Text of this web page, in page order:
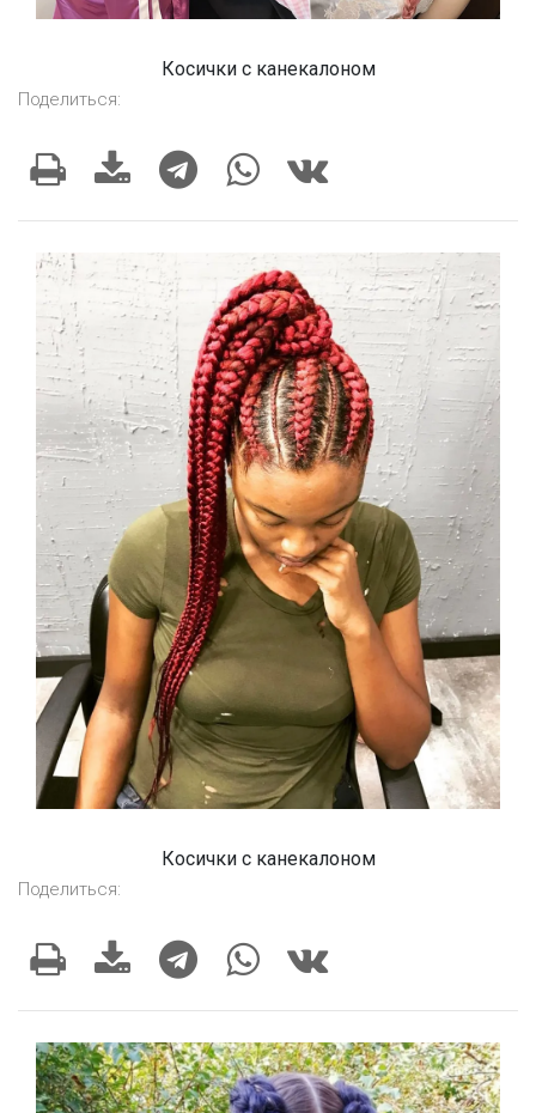
Косички с канекалоном
Поделиться:
Косички с канекалоном
Поделиться: